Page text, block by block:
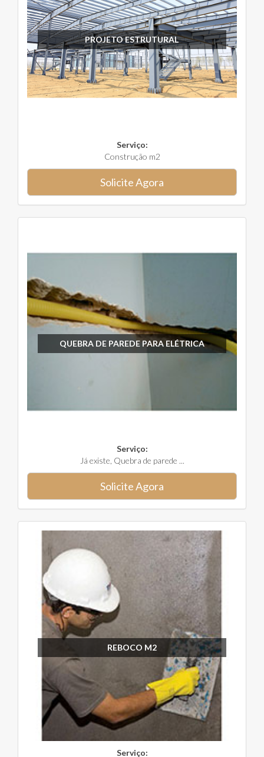
PROJETO ESTRUTURAL
Serviço:
Construção m2
Solicite Agora
QUEBRA DE PAREDE PARA ELÉTRICA
Serviço:
Já existe, Quebra de parede ...
Solicite Agora
REBOCO M2
Serviço: